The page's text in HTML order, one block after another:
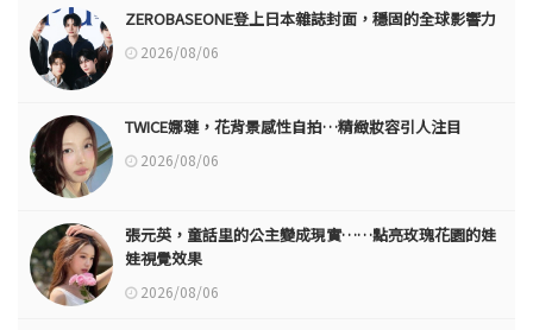
ZEROBASEONE登上日本雜誌封面，穩固的全球影響力
2026/08/06
TWICE娜璉，花背景感性自拍…精緻妝容引人注目
2026/08/06
張元英，童話里的公主變成現實……點亮玫瑰花園的娃
娃視覺效果
2026/08/06